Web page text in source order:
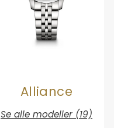
Alliance
Se alle modeller (19)